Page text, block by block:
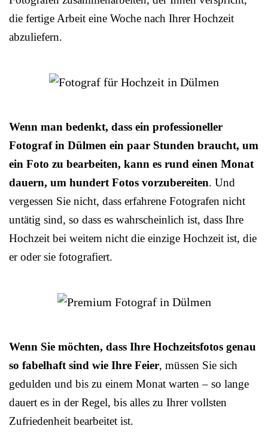
die fertige Arbeit eine Woche nach Ihrer Hochzeit
abzuliefern.
Wenn man bedenkt, dass ein professioneller
Fotograf in Dülmen ein paar Stunden braucht, um
ein Foto zu bearbeiten, kann es rund einen Monat
dauern, um hundert Fotos vorzubereiten. Und
vergessen Sie nicht, dass erfahrene Fotografen nicht
untätig sind, so dass es wahrscheinlich ist, dass Ihre
Hochzeit bei weitem nicht die einzige Hochzeit ist, die
er oder sie fotografiert.
Wenn Sie möchten, dass Ihre Hochzeitsfotos genau
so fabelhaft sind wie Ihre Feier, müssen Sie sich
gedulden und bis zu einem Monat warten – so lange
dauert es in der Regel, bis alles zu Ihrer vollsten
Zufriedenheit bearbeitet ist.